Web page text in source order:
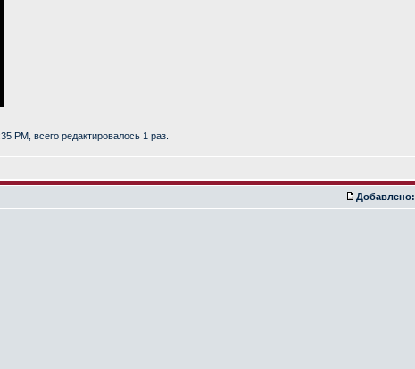
PM, всего редактировалось 1 раз.
Добавлено: